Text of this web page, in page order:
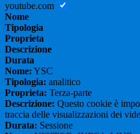
youtube.com
Nome
Tipologia
Proprieta
Descrizione
Durata
Nome: YSC
Tipologia: analitico
Proprieta: Terza-parte
Descrizione: Questo cookie è
traccia delle visualizzazioni dei
Durata: Sessione